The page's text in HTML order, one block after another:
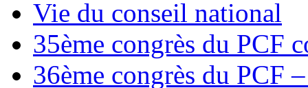
Vie du conseil national
35ème congrès du PCF
36ème congrès du PCF